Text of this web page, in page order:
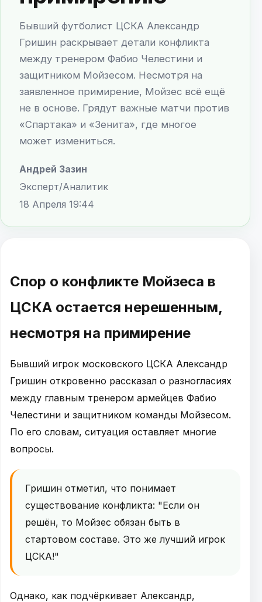
Бывший футболист ЦСКА Александр
Гришин раскрывает детали конфликта
между тренером Фабио Челестини и
защитником Мойзесом. Несмотря на
заявленное примирение, Мойзес всё ещё
не в основе. Грядут важные матчи против
«Спартака» и «Зенита», где многое
может измениться.
Андрей Зазин
Эксперт/Аналитик
18 Апреля 19:44
Спор о конфликте Мойзеса в
ЦСКА остается нерешенным,
несмотря на примирение
Бывший игрок московского ЦСКА Александр
Гришин откровенно рассказал о разногласиях
между главным тренером армейцев Фабио
Челестини и защитником команды Мойзесом.
По его словам, ситуация оставляет многие
вопросы.
Гришин отметил, что понимает
существование конфликта: "Если он
решён, то Мойзес обязан быть в
стартовом составе. Это же лучший игрок
ЦСКА!"
Однако, как подчёркивает Александр,